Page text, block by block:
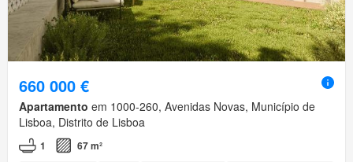
660 000 €
Apartamento em 1000-260, Avenidas Novas, Município de
Lisboa, Distrito de Lisboa
1 67 m²